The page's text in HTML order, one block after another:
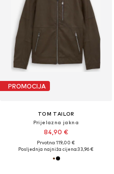
PROMOCIJA
TOM TAILOR
Prijelazna jakna
84,90 €
Prvotno: 119,00 €
Posljednja najniža cijena:33,96 €